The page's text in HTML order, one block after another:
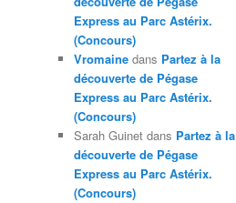
Express au Parc Astérix.
(Concours)
Vromaine dans Partez à la
découverte de Pégase
Express au Parc Astérix.
(Concours)
Sarah Guinet dans Partez à la
découverte de Pégase
Express au Parc Astérix.
(Concours)